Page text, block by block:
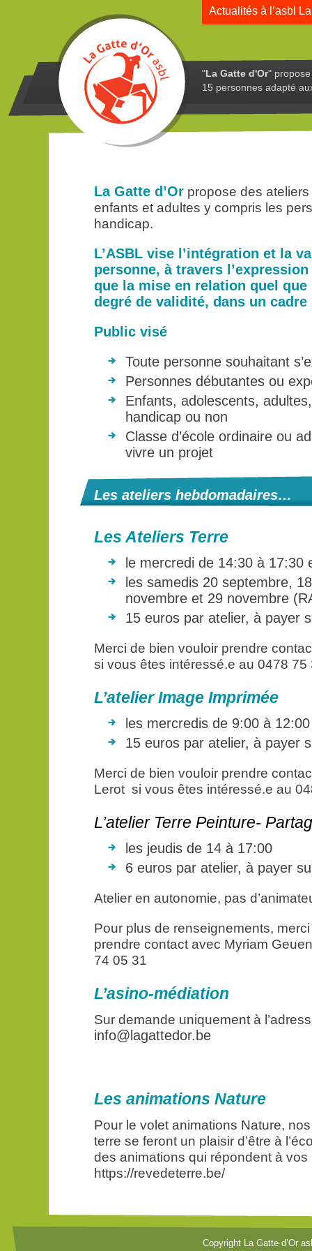
Actualités à l’asbl
"La Gatte d'Or"
15 personnes adapté
La Gatte d’Or propose des
enfants et adultes y compris les
handicap.
L’ASBL vise l’intégration et la
personne, à travers
que la mise en relation quel
degré de validité, dans un
Public visé
Toute personne souhaitant
Personnes débutantes ou
Enfants, adolescents,
handicap ou non
Classe d’école ordinaire ou
vivre un projet
Les ateliers hebdomadaires…
Les Ateliers Terre
le mercredi de 14:30 à 17:30
les samedis 20 septembre,
novembre et 29 novembre
15 euros par atelier, à payer
Merci de bien vouloir prendre
si vous êtes intéressé.e au 0478 75
L’atelier Image Imprimée
les mercredis de 9:00 à 12:00
15 euros par atelier, à payer
Merci de bien vouloir prendre
Lerot si vous êtes intéressé.e au
L’atelier Terre Peinture-
les jeudis de 14 à 17:00
6 euros par atelier, à payer
Atelier en autonomie, pas
Pour plus de renseignements,
prendre contact avec Myriam
74 05 31
L’asino-médiation
Sur demande uniquement à
info@lagattedor.be
Les animations Nature
Pour le volet animations Nature,
terre se feront un plaisir d’être à
des animations qui répondent à
https://revedeterre.be/
Copyright La Gatte d’Or